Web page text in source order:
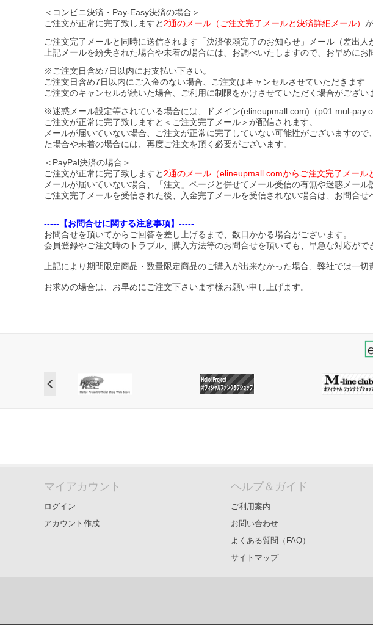
＜コンビニ決済・Pay-Easy決済の場合＞
ご注文が正常に完了致しますと2通のメール（ご注文完了メールと決済詳細メール）
ご注文完了メールと同時に送信されます「決済依頼完了のお知らせ」メール（差出
上記メールを紛失された場合や未着の場合には、お調べいたしますので、お早めにお
※ご注文日含め7日以内にお支払い下さい。
ご注文日含め7日以内にご入金のない場合、ご注文はキャンセルさせていただきます
ご注文のキャンセルが続いた場合、ご利用に制限をかけさせていただく場合がござい
※迷惑メール設定等されている場合には、ドメイン(elineupmall.com)（p01.mul-
ご注文が正常に完了致しますと＜ご注文完了メール＞が配信されます。
メールが届いていない場合、ご注文が正常に完了していない可能性がございますの
た場合や未着の場合には、再度ご注文を頂く必要がございます。
＜PayPal決済の場合＞
ご注文が正常に完了致しますと2通のメール（elineupmall.comからご注文完了メール
メールが届いていない場合、「注文」ページと併せてメール受信の有無や迷惑メール
ご注文完了メールを受信された後、入金完了メールを受信されない場合は、お問合せ
-----【お問合せに関する注意事項】-----
お問合せを頂いてからご回答を差し上げるまで、数日かかる場合がございます。
会員登録やご注文時のトラブル、購入方法等のお問合せを頂いても、早急な対応がで
上記により期間限定商品・数量限定商品のご購入が出来なかった場合、弊社では一切
お求めの場合は、お早めにご注文下さいます様お願い申し上げます。
マイアカウント
ログイン
アカウント作成
ヘルプ＆ガイド
ご利用案内
お問い合わせ
よくある質問（FAQ）
サイトマップ